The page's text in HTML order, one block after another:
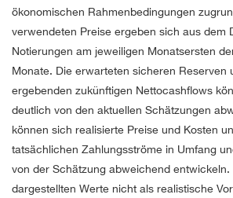
ökonomischen Rahmenbedingungen
verwendeten Preise ergeben sich aus dem
Notierungen am jeweiligen Monatsersten
Monate. Die erwarteten sicheren Reserven
ergebenden zukünftigen Nettocashflows
deutlich von den aktuellen Schätzungen
können sich realisierte Preise und Kosten
tatsächlichen Zahlungsströme in Umfang
von der Schätzung abweichend entwickeln.
dargestellten Werte nicht als realistische